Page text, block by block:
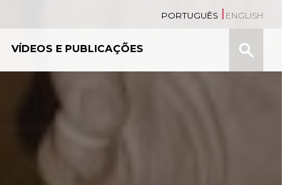
PORTUGUÊS ENGLISH
VÍDEOS E PUBLICAÇÕES